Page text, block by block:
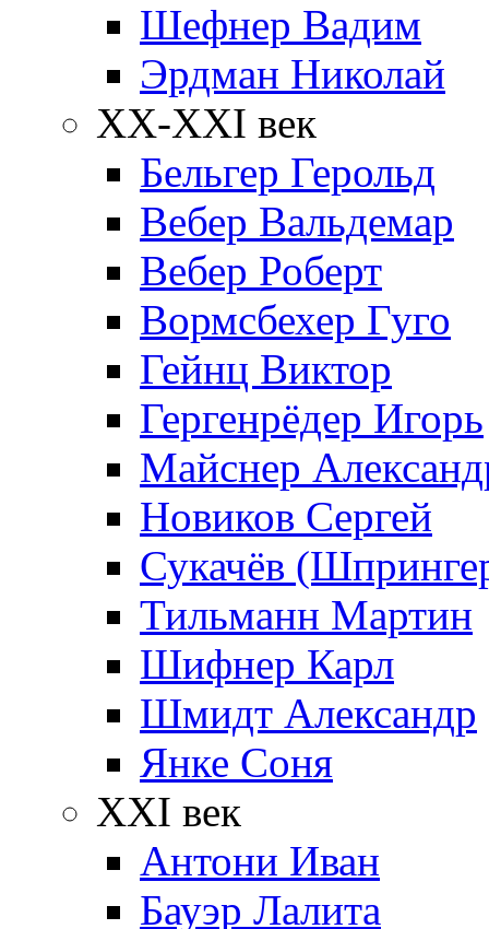
Шефнер Вадим
Эрдман Николай
ХХ-XXI век
Бельгер Герольд
Вебер Вальдемар
Вебер Роберт
Вормсбехер Гуго
Гейнц Виктор
Гергенрёдер Игорь
Майснер
Новиков Сергей
Сукачёв
Тильманн Мартин
Шифнер Карл
Шмидт Александр
Янке Соня
XXI век
Антони Иван
Бауэр Лалита